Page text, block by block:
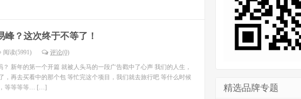
峰？这次终于不等了！
阅读(5991) 评论(0)
新年的第一个开篇 就被人头马的一段广告戳中了心声 我们的人生，
，再去买看中的那个包 等忙完这个项目，我们就去旅行吧 等什么时候
等等等等… […]
精选品牌专题